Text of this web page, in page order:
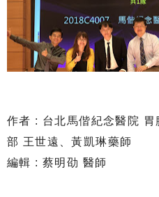
作者 : 台北馬偕紀念醫院 胃
部 王世遠、黃凱琳藥師
編輯 : 蔡明劭 醫師